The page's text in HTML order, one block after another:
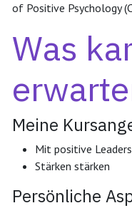
of Positive Psychology
Was
Meine
Mit positive
Stärken stärken
Persönliche